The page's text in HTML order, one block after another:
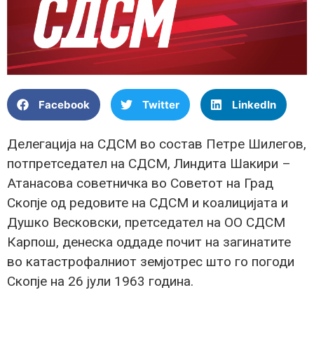
Facebook Twitter LinkedIn
Делегација на СДСМ во состав Петре Шилегов,
потпретседател на СДСМ, Линдитa Шакири –
Атанасова советничка во Советот на Град
Скопје од редовите на СДСМ и коалицијата и
Душко Весковски, претседател на ОО СДСМ
Карпош, денеска оддаде почит на загинатите
во катастрофалниот земјотрес што го погоди
Скопје на 26 јули 1963 година.